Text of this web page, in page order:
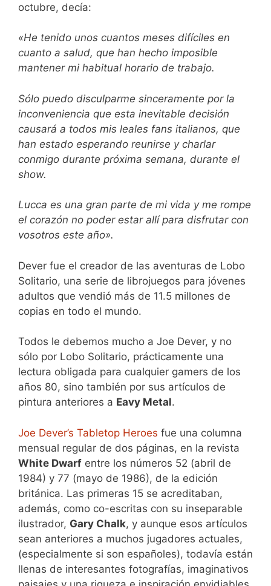
octubre, decía:
«He tenido unos cuantos meses difíciles en
cuanto a salud, que han hecho imposible
mantener mi habitual horario de trabajo.
Sólo puedo disculparme sinceramente por la
inconveniencia que esta inevitable decisión
causará a todos mis leales fans italianos, que
han estado esperando reunirse y charlar
conmigo durante próxima semana, durante el
show.
Lucca es una gran parte de mi vida y me rompe
el corazón no poder estar allí para disfrutar con
vosotros este año».
Dever fue el creador de las aventuras de Lobo
Solitario, una serie de librojuegos para jóvenes
adultos que vendió más de 11.5 millones de
copias en todo el mundo.
Todos le debemos mucho a Joe Dever, y no
sólo por Lobo Solitario, prácticamente una
lectura obligada para cualquier gamers de los
años 80, sino también por sus artículos de
pintura anteriores a Eavy Metal.
Joe Dever’s Tabletop Heroes fue una columna
mensual regular de dos páginas, en la revista
White Dwarf entre los números 52 (abril de
1984) y 77 (mayo de 1986), de la edición
británica. Las primeras 15 se acreditaban,
además, como co-escritas con su inseparable
ilustrador, Gary Chalk, y aunque esos artículos
sean anteriores a muchos jugadores actuales,
(especialmente si son españoles), todavía están
llenas de interesantes fotografías, imaginativos